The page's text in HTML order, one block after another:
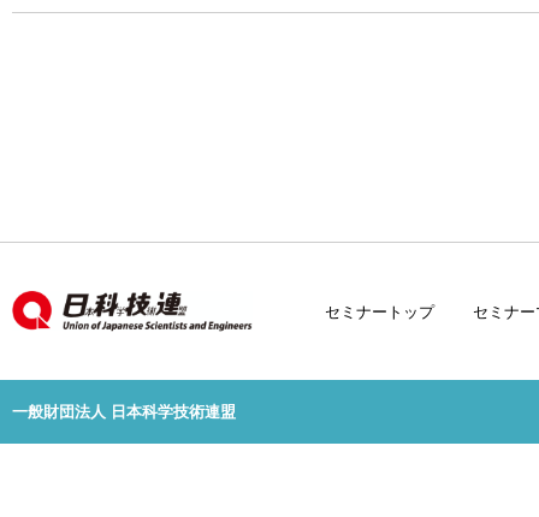
セミナートップ セミナ
一般財団法人 日本科学技術連盟